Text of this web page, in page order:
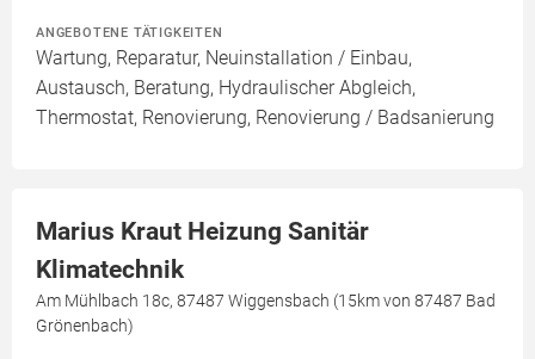
ANGEBOTENE TÄTIGKEITEN
Wartung, Reparatur, Neuinstallation / Einbau,
Austausch, Beratung, Hydraulischer Abgleich,
Thermostat, Renovierung, Renovierung / Badsanierung
Marius Kraut Heizung Sanitär
Klimatechnik
Am Mühlbach 18c, 87487 Wiggensbach (15km von 87487 Bad
Grönenbach)